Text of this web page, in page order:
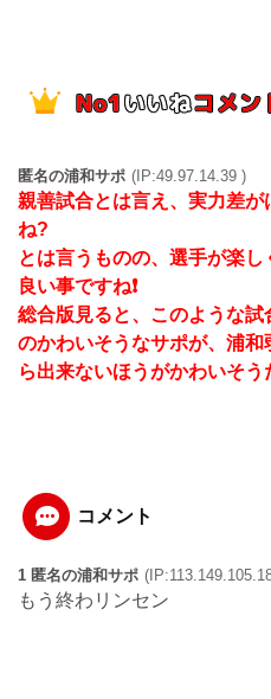
匿名の浦和サポ (IP:49.97.14.39 )
親善試合とは言え、実力差
ね?
とは言うものの、選手が楽
良い事ですね❗
総合版見ると、このような
のかわいそうなサポが、浦
ら出来ないほうがかわいそう
コメント
1 匿名の浦和サポ
もう終わリンセン